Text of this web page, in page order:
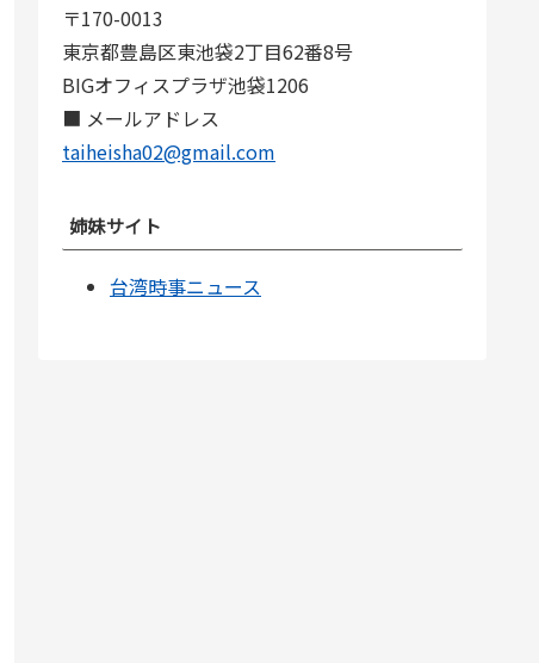
〒170-0013
東京都豊島区東池袋2丁目62番8号
BIGオフィスプラザ池袋1206
■ メールアドレス
taiheisha02@gmail.com
姉妹サイト
台湾時事ニュース